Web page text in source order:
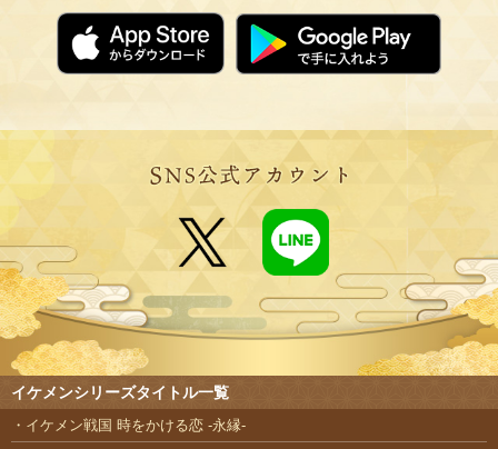
イケメンシリーズタイトル一覧
イケメン戦国 時をかける恋 -永縁-